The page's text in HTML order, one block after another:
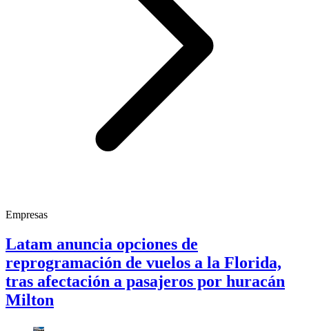
Empresas
Latam anuncia opciones de
reprogramación de vuelos a la Florida,
tras afectación a pasajeros por huracán
Milton